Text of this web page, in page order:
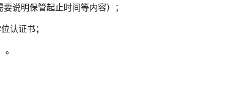
说明保管起止时间等内容）；
认证书；